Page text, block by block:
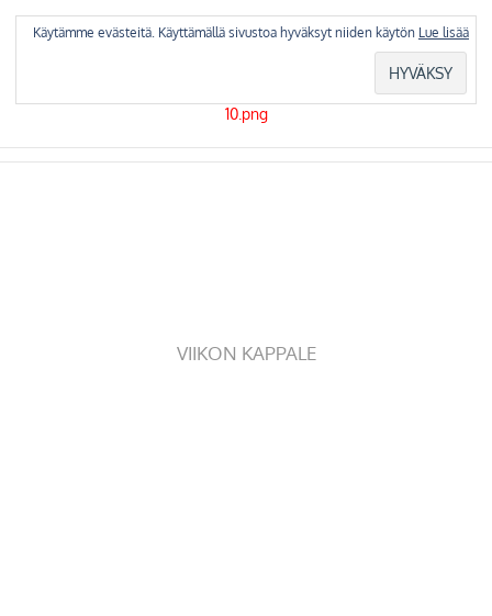
VIIKON KAPPALE
Käytämme evästeitä. Käyttämällä sivustoa hyväksyt niiden käytön Lue lisää